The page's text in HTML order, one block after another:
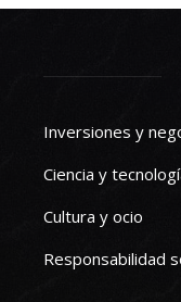
Inversiones y
Ciencia y
Cultura y ocio
Responsabilidad